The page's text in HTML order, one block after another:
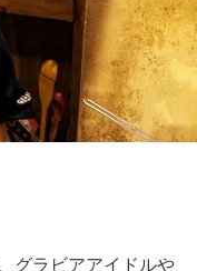
グラビアアイドルや